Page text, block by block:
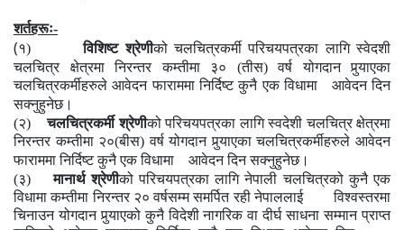
शर्तहरूः-
(१) विशिष्ट श्रेणीको चलचित्रकर्मी परिचयपत्रका लागि स्वेदशी
चलचित्र क्षेत्रमा निरन्तर कम्तीमा ३० (तीस) वर्ष योगदान पुर्‍याएका
चलचित्रकर्मीहरुले आवेदन फाराममा निर्दिष्ट कुनै एक विधामा आवेदन दिन
सक्नुहुनेछ।
(२)चलचित्रकर्मी श्रेणीको परिचयपत्रका लागि स्वदेशी चलचित्र क्षेत्रमा
निरन्तर कम्तीमा २०(बीस) वर्ष योगदान पुर्‍याएका चलचित्रकर्मीहरुले आवेदन
फाराममा निर्दिष्ट कुनै एक विधामा आवेदन दिन सक्नुहुनेछ।
(३)मानार्थ श्रेणीको परिचयपत्रका लागिनेपाली चलचित्रको कुनै एक
विधामा कम्तीमा निरन्तर २० वर्षसम्म समर्पित रही नेपाललाई विश्वस्तरमा
चिनाउन योगदान पुर्‍याएको कुनै विदेशी नागरिक वा दीर्घ साधना सम्मान प्राप्त